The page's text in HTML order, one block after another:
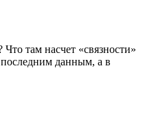
там насчет «связности»
данным, а в